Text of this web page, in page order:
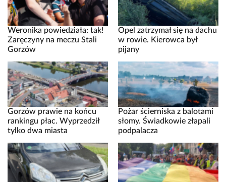
Weronika powiedziała: tak!
Zaręczyny na meczu Stali
Gorzów
Opel zatrzymał się na dachu
w rowie. Kierowca był
pijany
Gorzów prawie na końcu
rankingu płac. Wyprzedził
tylko dwa miasta
Pożar ścierniska z balotami
słomy. Świadkowie złapali
podpalacza